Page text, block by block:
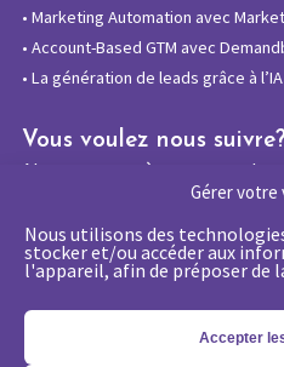
Gérer votre
Nous utilisons des
stocker et/ou accéder aux
l'appareil, afin de préposer de
Accepter
• Marketing Automation avec
• Account-Based GTM avec
• La génération de leads grâce à l’IA
Vous voulez nous
Abonnez-vous à notre